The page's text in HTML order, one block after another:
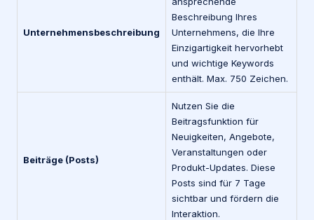
Unternehmensbeschreibung
Beschreibung Ihres
Unternehmens, die Ihre
Einzigartigkeit hervorhebt
und wichtige Keywords
enthält. Max. 750 Zeichen.
Beiträge (Posts)
Nutzen Sie die
Beitragsfunktion für
Neuigkeiten, Angebote,
Veranstaltungen oder
Produkt-Updates. Diese
Posts sind für 7 Tage
sichtbar und fördern die
Interaktion.